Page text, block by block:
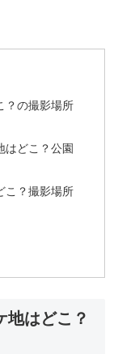
？の撮影場所
はどこ？公園
こ？撮影場所
地はどこ？